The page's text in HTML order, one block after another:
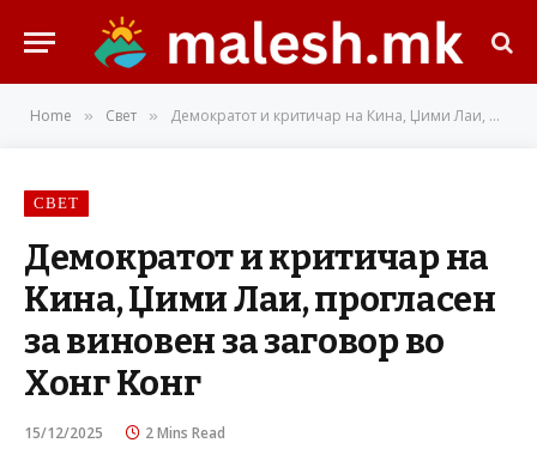
Home » Свет » Демократот и критичар на Кина, Џими Лаи, прогласен за виновен за заговор во Хонг Конг
СВЕТ
Демократот и критичар на
Кина, Џими Лаи, прогласен
за виновен за заговор во
Хонг Конг
15/12/2025 2 Mins Read